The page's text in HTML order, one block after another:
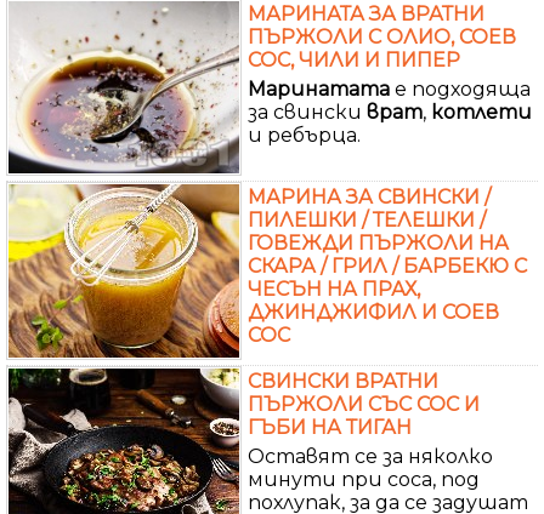
МАРИНАТА ЗА ВРАТНИ
ПЪРЖОЛИ С ОЛИО, СОЕВ
СОС, ЧИЛИ И ПИПЕР
Маринатата е подходяща
за свински врат, котлети
и ребърца.
МАРИНА ЗА СВИНСКИ /
ПИЛЕШКИ / ТЕЛЕШКИ /
ГОВЕЖДИ ПЪРЖОЛИ НА
СКАРА / ГРИЛ / БАРБЕКЮ С
ЧЕСЪН НА ПРАХ,
ДЖИНДЖИФИЛ И СОЕВ
СОС
СВИНСКИ ВРАТНИ
ПЪРЖОЛИ СЪС СОС И
ГЪБИ НА ТИГАН
Оставят се за няколко
минути при соса, под
похлупак, за да се задушат